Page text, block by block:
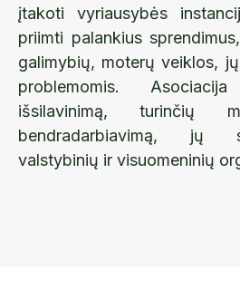
įtakoti vyriausybės
priimti palankius
galimybių, moterų veiklos,
problemomis.
išsilavinimą, turinčių
bendradarbiavimą, jų
valstybinių ir visuomeninių